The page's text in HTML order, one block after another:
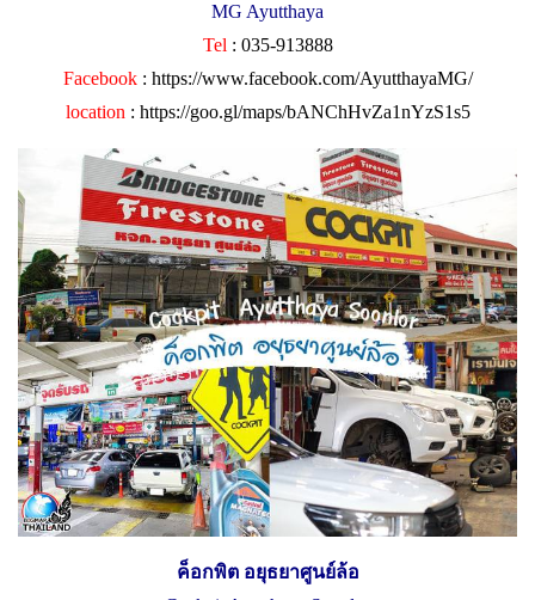
MG Ayutthaya
Tel : 035-913888
Facebook: https://www.facebook.com/AyutthayaMG/
location : https://goo.gl/maps/bANChHvZa1nYzS1s5
ค็อกพิต อยุธยาศูนย์ล้อ